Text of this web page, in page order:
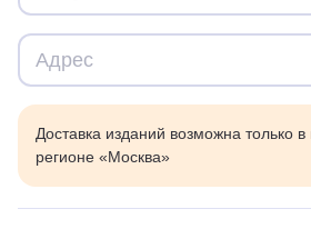
Доставка изданий возможна только
регионе «Москва»